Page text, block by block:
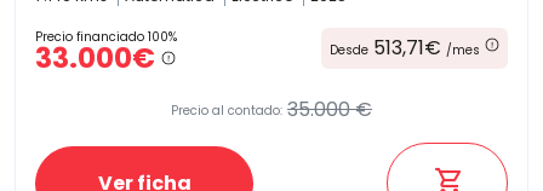
Precio financiado 100%
33.000€ Desde 513,71€ /mes
Precio al contado: 35.000 €
Ver ficha